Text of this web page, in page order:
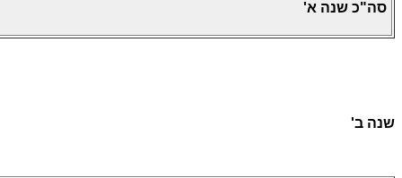
סה"כ שנה א'
שנה ב'